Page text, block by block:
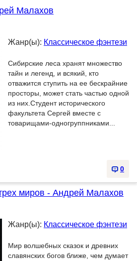
Малахов
Жанр(ы): Классическое фэнтези
Сибирские леса хранят множество
тайн и легенд, и всякий, кто
отважится ступить на ее бескрайние
просторы, может стать частью одной
из них.Студент исторического
факультета Сергей вместе с
товарищами-одногруппниками...
0
миров - Андрей Малахов
Жанр(ы): Классическое фэнтези
Мир волшебных сказок и древних
славянских богов ближе, чем думает